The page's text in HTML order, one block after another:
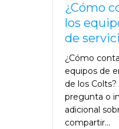
¿Cómo
los
de
¿Cómo
equipos de
de los
pregunta o
adicional
compartir...